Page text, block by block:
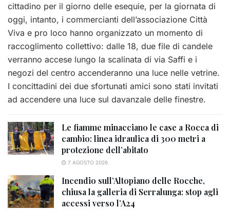
cittadino per il giorno delle esequie, per la giornata di
oggi, intanto, i commercianti dell’associazione Città
Viva e pro loco hanno organizzato un momento di
raccoglimento collettivo: dalle 18, due file di candele
verranno accese lungo la scalinata di via Saffi e i
negozi del centro accenderanno una luce nelle vetrine.
I concittadini dei due sfortunati amici sono stati invitati
ad accendere una luce sul davanzale delle finestre.
Le fiamme minacciano le case a Rocca di
cambio: linea idraulica di 300 metri a
protezione dell’abitato
7 AGOSTO 2026
Incendio sull’Altopiano delle Rocche,
chiusa la galleria di Serralunga: stop agli
accessi verso l’A24